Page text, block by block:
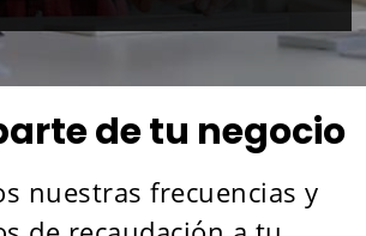
de tu negocio
nuestras frecuencias y